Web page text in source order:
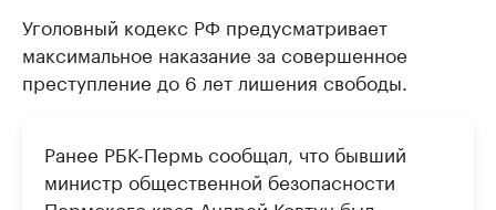
Уголовный кодекс РФ предусматривает
максимальное наказание за совершенное
преступление до 6 лет лишения свободы.
Ранее РБК-Пермь сообщал, что бывший
министр общественной безопасности